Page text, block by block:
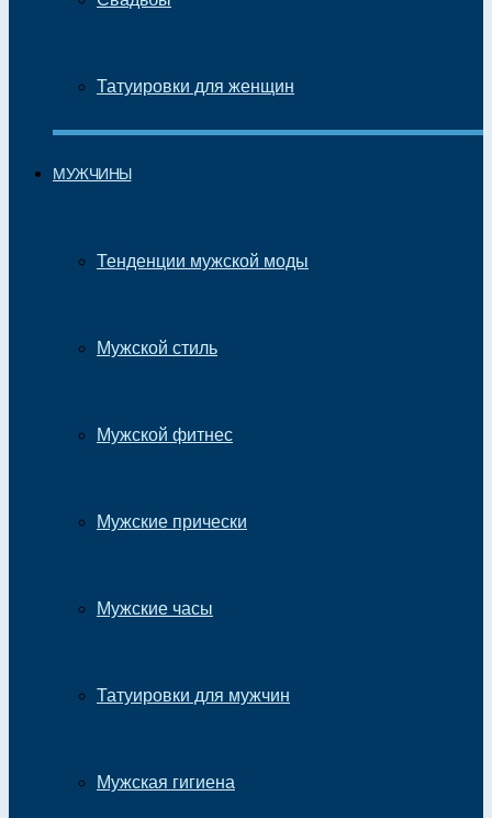
Татуировки для женщин
МУЖЧИНЫ
Тенденции мужской моды
Мужской стиль
Мужской фитнес
Мужские прически
Мужские часы
Татуировки для мужчин
Мужская гигиена